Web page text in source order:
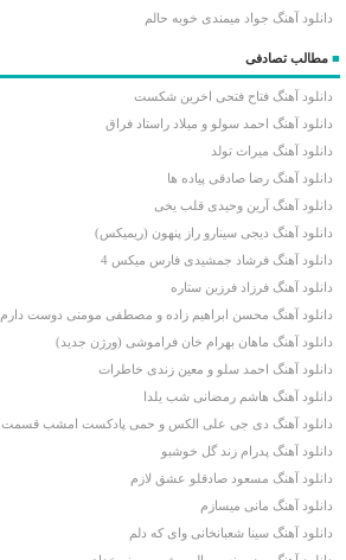
دانلود آهنگ جواد میمندی خوبه حالم
■ مطالب تصادفی
دانلود آهنگ فتاح فتحی اخرین شکست
دانلود آهنگ احمد سولو و میلاد راستاد فراق
دانلود آهنگ میراث تولد
دانلود آهنگ رضا صادقی پیاده ها
دانلود آهنگ آرین وحیدی قلب یخی
دانلود آهنگ دیجی سینارو راز پنهون (ریمیکس)
دانلود آهنگ فرشاد جمشیدی فارس میکس 4
دانلود آهنگ فرزاد فرزین ستاره
دانلود آهنگ محسن ابراهیم زاده و مصطفی مومنی دوست دارم
دانلود آهنگ ماهان بهرام خان فراموشی (ورژن جدید)
دانلود آهنگ احمد سلو و معین زندی خاطرات
دانلود آهنگ هاشم رمضانی شب یلدا
دانلود آهنگ دی جی علی الکس و حمی پادکست امشب قسمت 5
دانلود آهنگ پدرام زند گل خوشبو
دانلود آهنگ مسعود صادقلو عشق لازم
دانلود آهنگ مانی میسازم
دانلود آهنگ سینا شعبانخانی وای که دلم